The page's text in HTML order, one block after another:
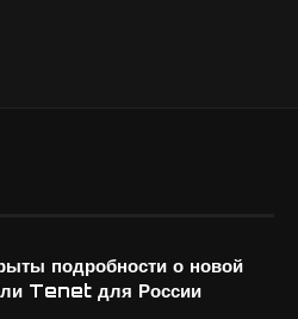
подробности о новой
Tenet для России